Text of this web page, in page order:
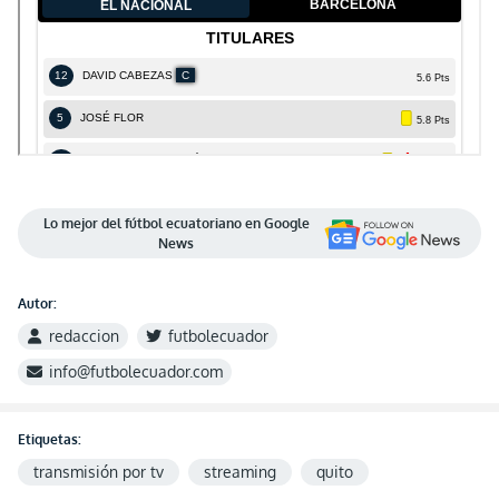
Lo mejor del fútbol ecuatoriano en Google
News
Autor:
redaccion
futbolecuador
info@futbolecuador.com
Etiquetas:
transmisión por tv streaming
quito